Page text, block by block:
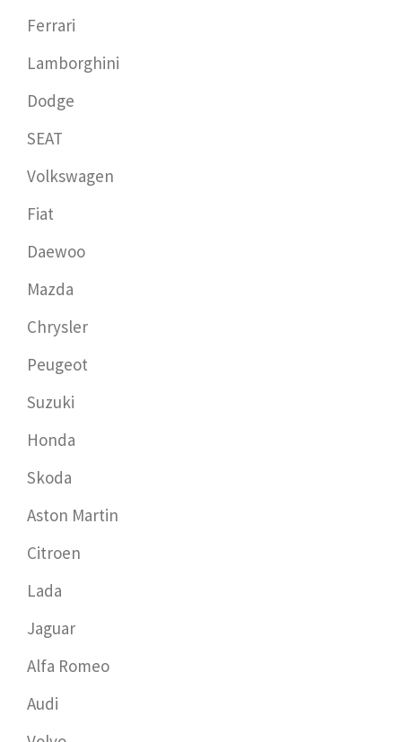
Ferrari
Lamborghini
Dodge
SEAT
Volkswagen
Fiat
Daewoo
Mazda
Chrysler
Peugeot
Suzuki
Honda
Skoda
Aston Martin
Citroen
Lada
Jaguar
Alfa Romeo
Audi